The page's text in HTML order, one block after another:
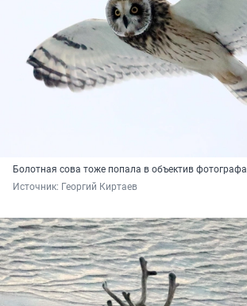
Болотная сова тоже попала в объектив фотографа
Источник: Георгий Киртаев